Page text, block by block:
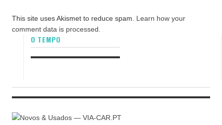
This site uses Akismet to reduce spam. Learn how your
comment data is processed.
O TEMPO